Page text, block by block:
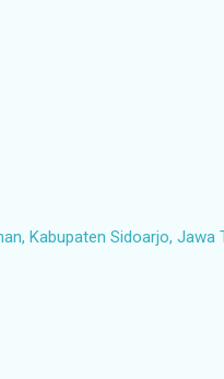
Kabupaten Sidoarjo, Jawa